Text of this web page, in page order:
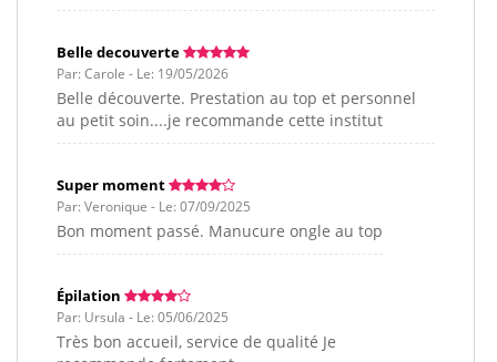
Belle decouverte
Par: Carole - Le: 19/05/2026
Belle découverte. Prestation au top et personnel
au petit soin....je recommande cette institut
Super moment
Par: Veronique - Le: 07/09/2025
Bon moment passé. Manucure ongle au top
Épilation
Par: Ursula - Le: 05/06/2025
Très bon accueil, service de qualité Je